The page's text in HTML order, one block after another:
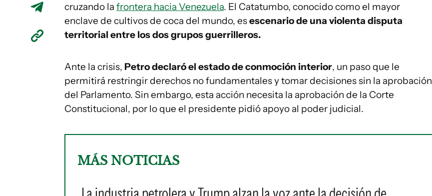
cruzando la frontera hacia Venezuela. El Catatumbo, conocido como el mayor
enclave de cultivos de coca del mundo, esescenario de una violenta disputa
territorial entre los dos grupos guerrilleros.
Ante la crisis, Petro declaró el estado de conmoción interior, un paso que le
permitirá restringir derechos no fundamentales y tomar decisiones sin la aprobación
del Parlamento. Sin embargo, esta acción necesita la aprobación de la Corte
Constitucional, por lo que el presidente pidió apoyo al poder judicial.
MÁS NOTICIAS